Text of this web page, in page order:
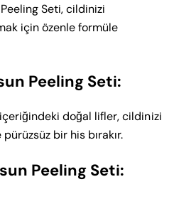
Seti, cildinizi
için özenle formüle
Peeling Seti:
doğal lifler, cildinizi
bir his bırakır.
Peeling Seti: